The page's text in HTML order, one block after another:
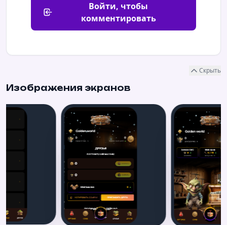
Войти, чтобы
комментировать
Скрыть
Изображения экранов